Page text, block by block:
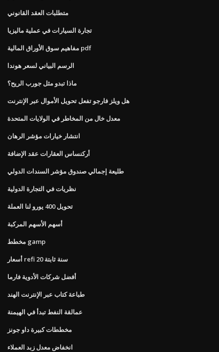
متطلبات العقد القانوني
تجارة السيارات في عملية ماليزيا
مفاهيم سوق الأوراق المالية pdf
الرسم البياني لسعر هوندا
ماذا تبدو مثل جورب الريح؟
هل ويلز فارجو تفعل تحويل الأموال عبر الإنترنت
معدل خال من المخاطر في الولايات المتحدة
انتشار خيارات مؤشر الرهان
أركنساس العقارات عقد الإضافة
طليعة إجمالي صندوق مؤشر السندات الدولي
نظريات في التجارة الدولية
تحويل 400 يورو لنا العملة
أسهم الأسهم المركبة
مخطط gamp
أسعار refi 20 سنة ثابتة
أفضل شركات الأدوية فارما
طباعة كتاب عبر الإنترنت الهند
عمالقة النفط تبدأ في الهيمنة
مخططات كبيرة داو جونز
انخفاض معدل زبد العملاء